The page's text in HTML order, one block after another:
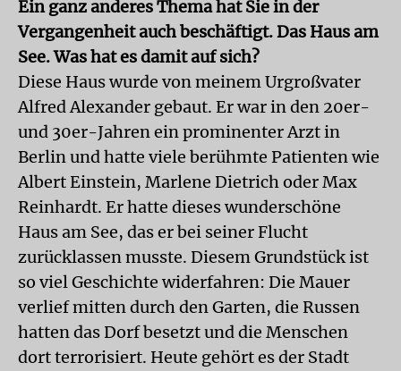
Ein ganz anderes Thema hat Sie in der
Vergangenheit auch beschäftigt. Das Haus am
See. Was hat es damit auf sich?
Diese Haus wurde von meinem Urgroßvater
Alfred Alexander gebaut. Er war in den 20er-
und 30er-Jahren ein prominenter Arzt in
Berlin und hatte viele berühmte Patienten wie
Albert Einstein, Marlene Dietrich oder Max
Reinhardt. Er hatte dieses wunderschöne
Haus am See, das er bei seiner Flucht
zurücklassen musste. Diesem Grundstück ist
so viel Geschichte widerfahren: Die Mauer
verlief mitten durch den Garten, die Russen
hatten das Dorf besetzt und die Menschen
dort terrorisiert. Heute gehört es der Stadt